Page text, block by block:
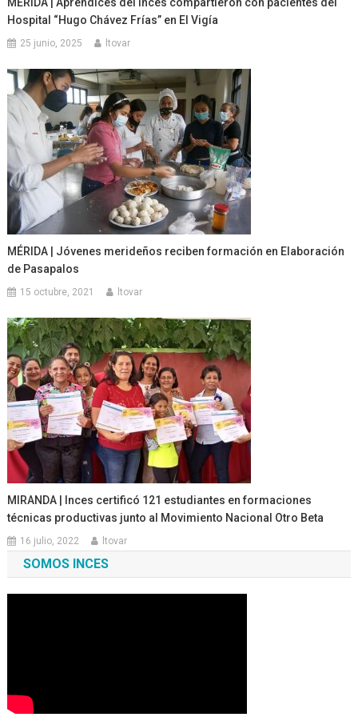
Hospital “Hugo Chávez Frías” en El Vigía
25 junio, 2025 ltovar
MÉRIDA | Jóvenes merideños reciben formación en Elaboración
de Pasapalos
15 octubre, 2021 ltovar
MIRANDA | Inces certificó 121 estudiantes en formaciones
técnicas productivas junto al Movimiento Nacional Otro Beta
16 julio, 2022 ltovar
SOMOS INCES